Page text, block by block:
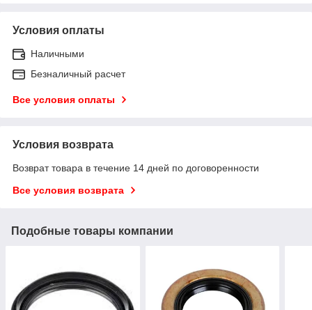
Условия оплаты
Наличными
Безналичный расчет
Все условия оплаты
Условия возврата
Возврат товара в течение 14 дней по договоренности
Все условия возврата
Подобные товары компании